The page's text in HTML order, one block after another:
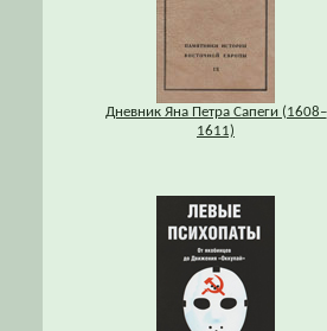
Дневник Яна Петра Сапеги (1608–
1611)